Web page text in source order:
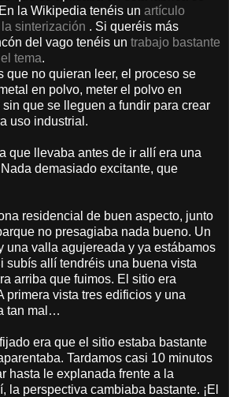
la Wikipedia tenéis un artículo
sinterización . Si queréis más
del vago tenéis un trabajo bastante
tema.
que no quieran leer, el proceso se
en polvo, meter el polvo en
que se lleguen a fundir para crear
uso industrial.
que llevaba antes de ir allí era una
demasiado excitante, que
residencial de buen aspecto, junto
no presagiaba nada bueno. Un
una valla agujereada y ya estábamos
subís allí tendréis una buena vista
arriba que fuimos. El sitio era
primera vista tres edificios y una
tan mal…
era que el sitio estaba bastante
Tardamos casi 10 minutos
hasta le explanada frente a la
la perspectiva cambiaba bastante. ¡El